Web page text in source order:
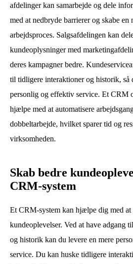
afdelinger kan samarbejde og dele
med at nedbryde barrierer og skabe en
arbejdsproces. Salgsafdelingen kan
kundeoplysninger med
deres kampagner bedre.
til tidligere interaktioner og historik, så
personlig og effektiv service. Et CRM
hjælpe med at automatisere
dobbeltarbejde, hvilket sparer tid og
virksomheden.
Skab bedre
CRM-system
Et CRM-system kan hjælpe dig med at
kundeoplevelser. Ved at have adgang
og historik kan du levere en mere
service. Du kan huske tidligere